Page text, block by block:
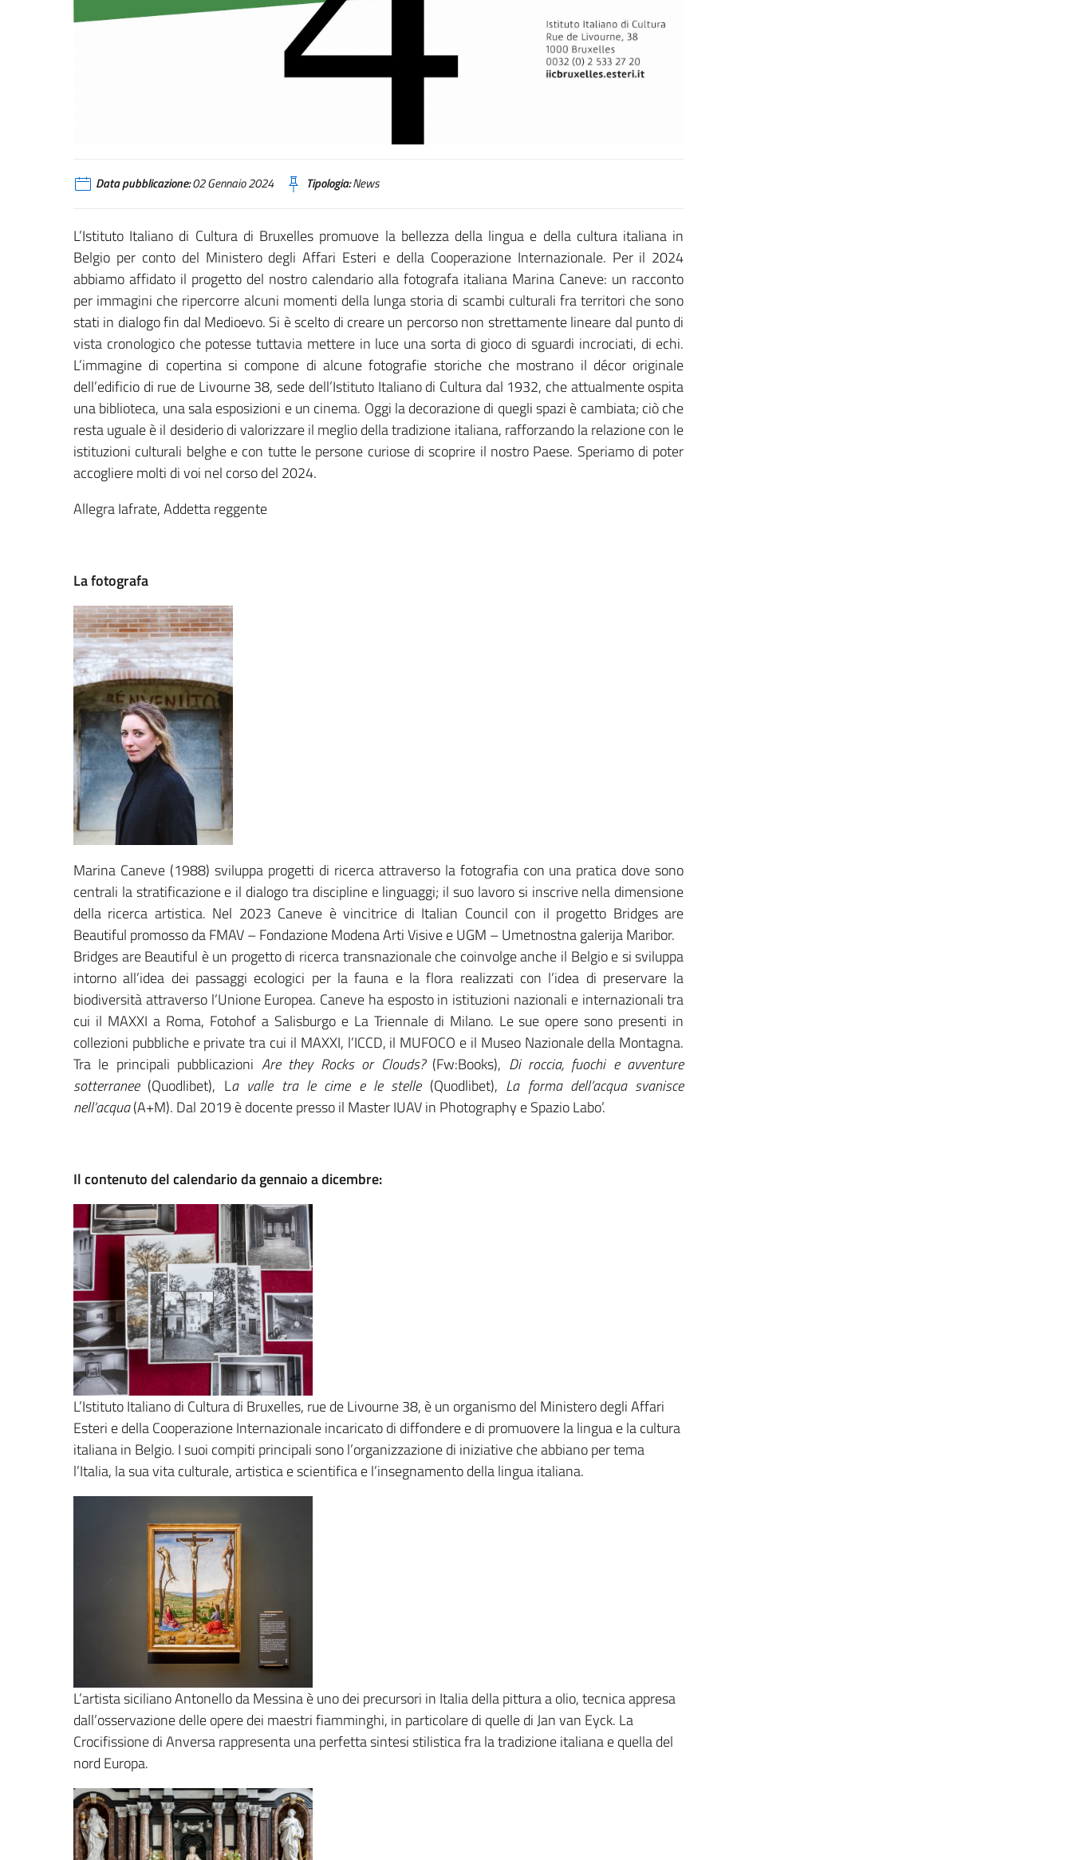
Data pubblicazione:02 Gennaio 2024 Tipologia:News
L’Istituto Italiano di Cultura di Bruxelles promuove la bellezza della lingua e della cultura italiana in
Belgio per conto del Ministero degli Affari Esteri e della Cooperazione Internazionale. Per il 2024
abbiamo affidato il progetto del nostro calendario alla fotografa italiana Marina Caneve: un racconto
per immagini che ripercorre alcuni momenti della lunga storia di scambi culturali fra territori che sono
stati in dialogo fin dal Medioevo. Si è scelto di creare un percorso non strettamente lineare dal punto di
vista cronologico che potesse tuttavia mettere in luce una sorta di gioco di sguardi incrociati, di echi.
L’immagine di copertina si compone di alcune fotografie storiche che mostrano il décor originale
dell’edificio di rue de Livourne 38, sede dell’Istituto Italiano di Cultura dal 1932, che attualmente ospita
una biblioteca, una sala esposizioni e un cinema. Oggi la decorazione di quegli spazi è cambiata; ciò che
resta uguale è il desiderio di valorizzare il meglio della tradizione italiana, rafforzando la relazione con le
istituzioni culturali belghe e con tutte le persone curiose di scoprire il nostro Paese. Speriamo di poter
accogliere molti di voi nel corso del 2024.
Allegra Iafrate, Addetta reggente
La fotografa
Marina Caneve (1988) sviluppa progetti di ricerca attraverso la fotografia con una pratica dove sono
centrali la stratificazione e il dialogo tra discipline e linguaggi; il suo lavoro si inscrive nella dimensione
della ricerca artistica. Nel 2023 Caneve è vincitrice di Italian Council con il progetto Bridges are
Beautiful promosso da FMAV – Fondazione Modena Arti Visive e UGM – Umetnostna galerija Maribor.
Bridges are Beautiful è un progetto di ricerca transnazionale che coinvolge anche il Belgio e si sviluppa
intorno all’idea dei passaggi ecologici per la fauna e la flora realizzati con l’idea di preservare la
biodiversità attraverso l’Unione Europea. Caneve ha esposto in istituzioni nazionali e internazionali tra
cui il MAXXI a Roma, Fotohof a Salisburgo e La Triennale di Milano. Le sue opere sono presenti in
collezioni pubbliche e private tra cui il MAXXI, l’ICCD, il MUFOCO e il Museo Nazionale della Montagna.
Tra le principali pubblicazioni Are they Rocks or Clouds?(Fw:Books), Di roccia, fuochi e avventure
sotterranee(Quodlibet), La valle tra le cime e le stelle(Quodlibet), La forma dell’acqua svanisce
nell’acqua(A+M). Dal 2019 è docente presso il Master IUAV in Photography e Spazio Labo’.
Il contenuto del calendario da gennaio a dicembre:
L’Istituto Italiano di Cultura di Bruxelles, rue de Livourne 38, è un organismo del Ministero degli Affari
Esteri e della Cooperazione Internazionale incaricato di diffondere e di promuovere la lingua e la cultura
italiana in Belgio. I suoi compiti principali sono l’organizzazione di iniziative che abbiano per tema
l’Italia, la sua vita culturale, artistica e scientifica e l’insegnamento della lingua italiana.
L’artista siciliano Antonello da Messina è uno dei precursori in Italia della pittura a olio, tecnica appresa
dall’osservazione delle opere dei maestri fiamminghi, in particolare di quelle di Jan van Eyck. La
Crocifissione di Anversa rappresenta una perfetta sintesi stilistica fra la tradizione italiana e quella del
nord Europa.